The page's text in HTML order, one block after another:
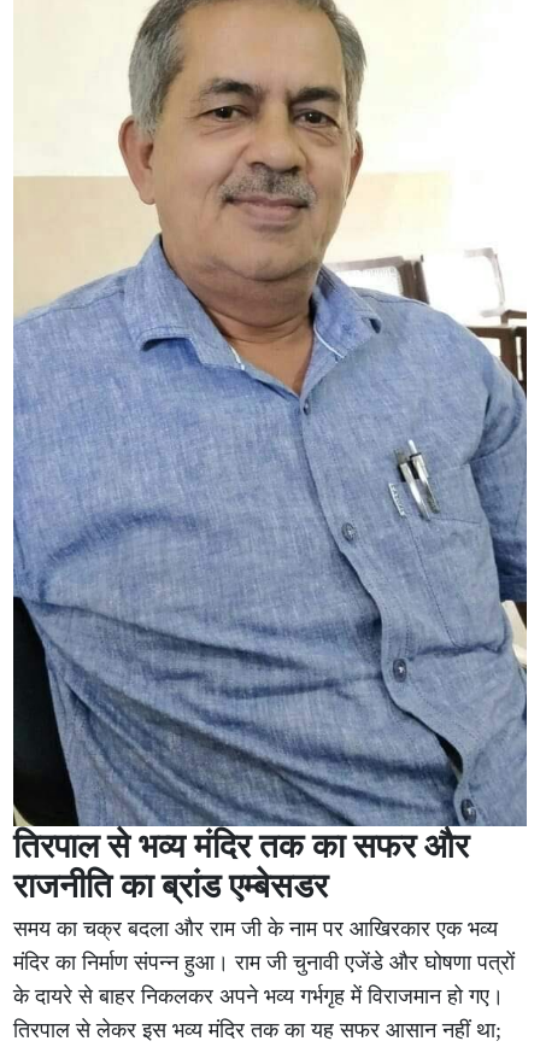
तिरपाल से भव्य मंदिर तक का सफर और
राजनीति का ब्रांड एम्बेसडर
समय का चक्र बदला और राम जी के नाम पर आखिरकार एक भव्य
मंदिर का निर्माण संपन्न हुआ। राम जी चुनावी एजेंडे और घोषणा पत्रों
के दायरे से बाहर निकलकर अपने भव्य गर्भगृह में विराजमान हो गए।
तिरपाल से लेकर इस भव्य मंदिर तक का यह सफर आसान नहीं था;